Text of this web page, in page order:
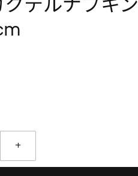
テルナプキン